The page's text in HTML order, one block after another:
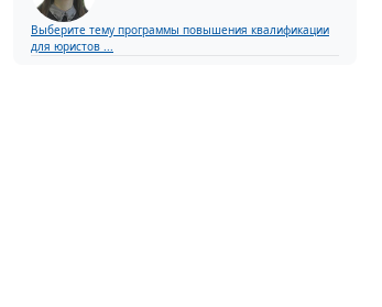
Выберите тему программы повышения квалификации
для юристов ...